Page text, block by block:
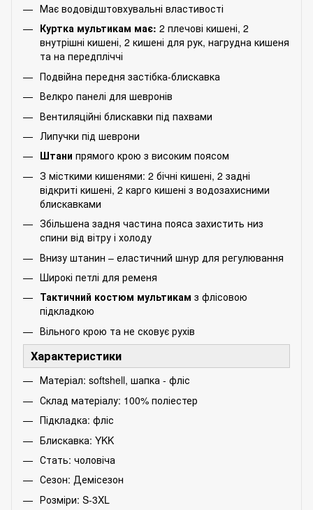
Має водовідштовхувальні властивості
Куртка мультикам має: 2 плечові кишені, 2
внутрішні кишені, 2 кишені для рук, нагрудна кишеня
та на передпліччі
Подвійна передня застібка-блискавка
Велкро панелі для шевронів
Вентиляційні блискавки під пахвами
Липучки під шеврони
Штани прямого крою з високим поясом
З місткими кишенями: 2 бічні кишені, 2 задні
відкриті кишені, 2 карго кишені з водозахисними
блискавками
Збільшена задня частина пояса захистить низ
спини від вітру і холоду
Внизу штанин – еластичний шнур для регулювання
Широкі петлі для ременя
Тактичний костюм мультикам з флісовою
підкладкою
Вільного крою та не сковує рухів
Характеристики
Матеріал: softshell, шапка - фліс
Склад матеріалу: 100% поліестер
Підкладка: фліс
Блискавка: YKK
Стать: чоловіча
Сезон: Демісезон
Розміри: S-3XL